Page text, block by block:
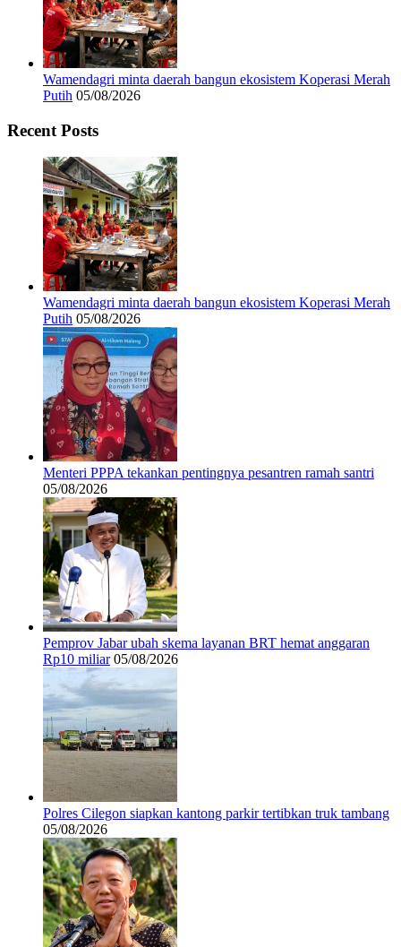
Wamendagri minta daerah bangun ekosistem Koperasi Merah
Putih 05/08/2026
Recent Posts
Wamendagri minta daerah bangun ekosistem Koperasi Merah
Putih 05/08/2026
Menteri PPPA tekankan pentingnya pesantren ramah santri
05/08/2026
Pemprov Jabar ubah skema layanan BRT hemat anggaran
Rp10 miliar 05/08/2026
Polres Cilegon siapkan kantong parkir tertibkan truk tambang
05/08/2026